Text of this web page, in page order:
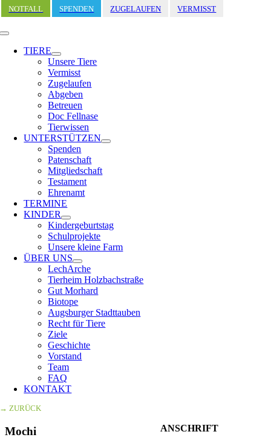
Zum
Inhalt
springen
NOTFALL SPENDEN ZUGELAUFEN VERMISST
Toggle
Navigation
TIERE
Unsere Tiere
Vermisst
Zugelaufen
Abgeben
Betreuen
Doc Fellnase
Tierwissen
UNTERSTÜTZEN
Spenden
Patenschaft
Mitgliedschaft
Testament
Ehrenamt
TERMINE
KINDER
Kindergeburtstag
Schulprojekte
Unsere kleine Farm
ÜBER UNS
LechArche
Tierheim Holzbachstraße
Gut Morhard
Biotope
Augsburger Stadttauben
Recht für Tiere
Ziele
Geschichte
Vorstand
Team
FAQ
KONTAKT
→ ZURÜCK
Mochi
ANSCHRIFT